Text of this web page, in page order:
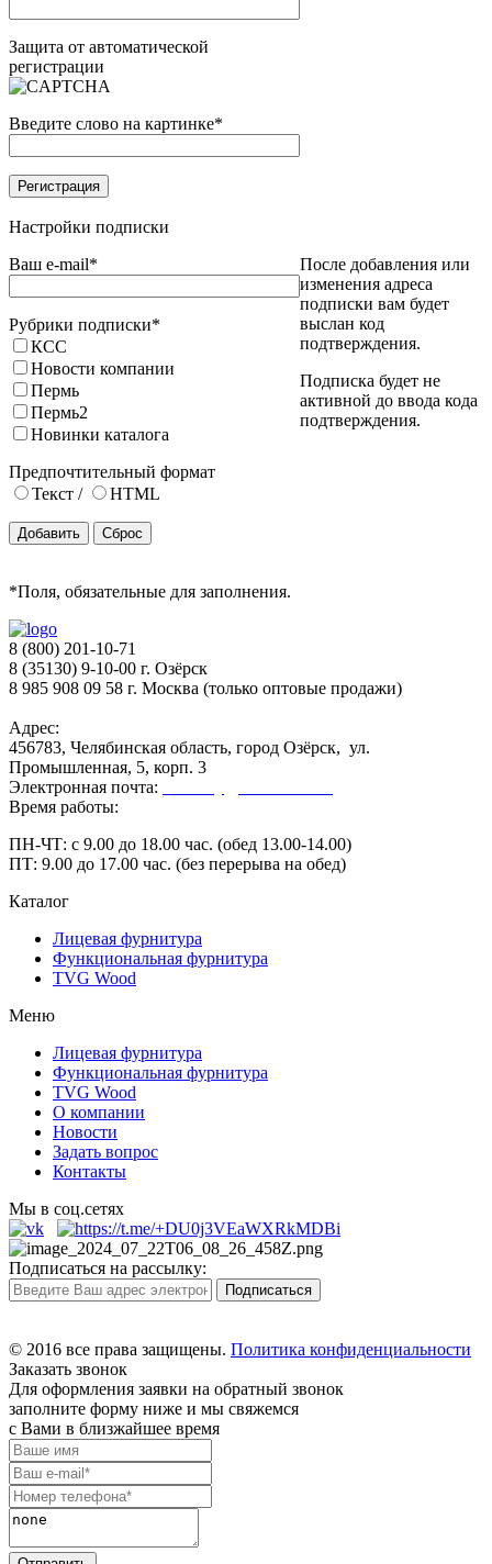
Защита от автоматической
регистрации
Введите слово на картинке*
Настройки подписки
Ваш e-mail*
Рубрики подписки*
КСС
Новости компании
Пермь
Пермь2
Новинки каталога
Предпочтительный формат
Текст / HTML
После добавления или
изменения адреса
подписки вам будет
выслан код
подтверждения.
Подписка будет не
активной до ввода кода
подтверждения.
*Поля, обязательные для заполнения.
8 (800) 201-10-71
8 (35130) 9-10-00 г. Озёрск
8 985 908 09 58 г. Москва (только оптовые продажи)
Адрес:
456783, Челябинская область, город Озёрск, ул.
Промышленная, 5, корп. 3
Электронная почта:
Время работы:
ПН-ЧТ: с 9.00 до 18.00 час. (обед 13.00-14.00)
ПТ: 9.00 до 17.00 час. (без перерыва на обед)
Каталог
Лицевая фурнитура
Функциональная фурнитура
TVG Wood
Меню
Лицевая фурнитура
Функциональная фурнитура
TVG Wood
О компании
Новости
Задать вопрос
Контакты
Мы в соц.сетях
Подписаться на рассылку:
© 2016 все права защищены. Политика конфиденциальности
Заказать звонок
Для оформления заявки на обратный звонок
заполните форму ниже и мы свяжемся
с Вами в близжайшее время